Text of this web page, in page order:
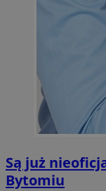
Są już
Bytomiu